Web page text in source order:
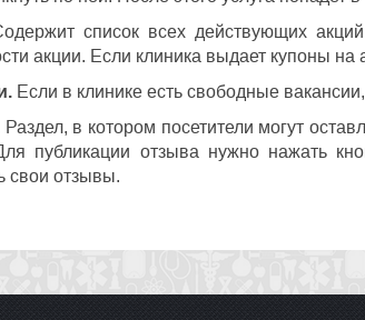
список всех действующих
акции. Если клиника выдает купоны
Если в клинике есть свободные
Раздел, в котором посетители могут
публикации отзыва нужно нажать
свои отзывы.